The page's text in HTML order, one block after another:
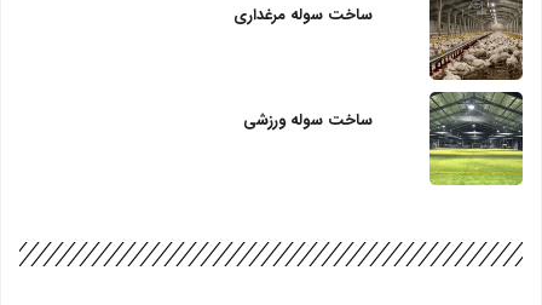
ساخت سوله مرغداری
ساخت سوله ورزشی